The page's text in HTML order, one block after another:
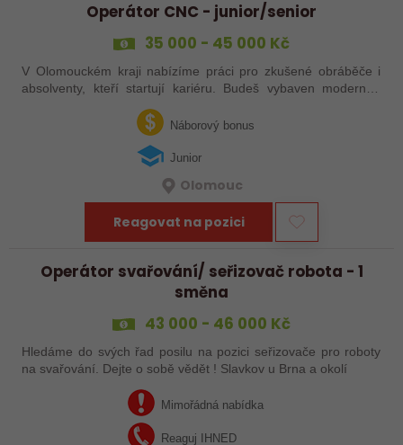
Operátor CNC - junior/senior
35 000 - 45 000 Kč
V Olomouckém kraji nabízíme práci pro zkušené obráběče i
absolventy, kteří startují kariéru. Budeš vybaven moderním
pracovním místem a spoustou benefitů. Pokud se chceš
dozvědět více, neváhej…
Náborový bonus
Junior
Olomouc
Reagovat na pozici
Operátor svařování/ seřizovač robota - 1
směna
43 000 - 46 000 Kč
Hledáme do svých řad posilu na pozici seřizovače pro roboty
na svařování. Dejte o sobě vědět ! Slavkov u Brna a okolí
Mimořádná nabídka
Reaguj IHNED